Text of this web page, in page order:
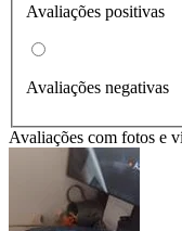
Avaliações positivas
Avaliações negativas
Avaliações com fotos e